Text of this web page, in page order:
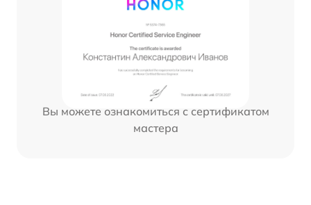
Вы можете ознакомиться с сертификатом
мастера